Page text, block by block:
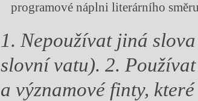
programové náplni literárního
1. Nepoužívat jiná
slovní vatu). 2.
a významové finty,